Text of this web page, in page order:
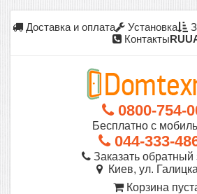
Доставка и оплата Установка
КонтактыRU
0800-754-
Бесплатно с
044-333-
Заказать обратный
Киев, ул.
Корзина